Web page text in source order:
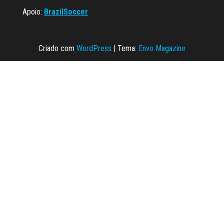
Apoio: BrazilSoccer
Criado com WordPress Tema: Envo Magazine